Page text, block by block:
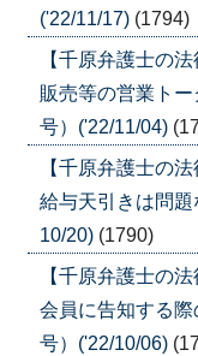
('22/11/17) (1794)
【千原弁護士の
販売等の営業ト
号）('22/11/04)
【千原弁護士の
給与天引きは問
10/20) (1790)
【千原弁護士の
会員に告知する
号）('22/10/06)